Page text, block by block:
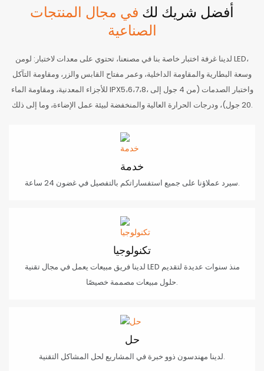
أفضل شريك لك في مجال المنتجات
الصناعية
لدينا غرفة اختبار خاصة بنا في مصنعنا، تحتوي على معدات لاختبار: لومن LED،
وسعة البطارية والمقاومة الداخلية، وعمر مفتاح القابس والزر، ومقاومة التآكل
للأجزاء المعدنية، ومقاومة الماء IPX5،6،7،8، واختبار الصدمات (من 4 جول إلى
20 جول)، ودرجات الحرارة العالية والمنخفضة لبيئة عمل الإضاءة، وما إلى ذلك.
خدمة
سيرد عملاؤنا على جميع استفساراتكم بالتفصيل في غضون 24 ساعة.
تكنولوجيا
لدينا فريق مبيعات يعمل في مجال تقنية LED منذ سنوات عديدة لتقديم
حلول مبيعات مصممة خصيصًا.
حل
لدينا مهندسون ذوو خبرة في المشاريع لحل المشاكل التقنية.